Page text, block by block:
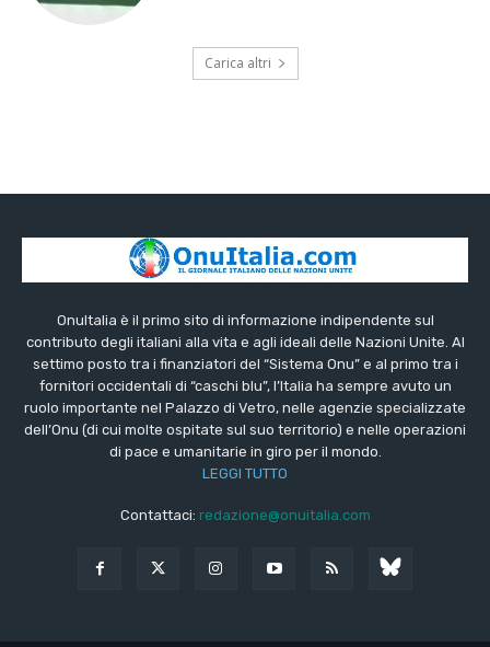
Carica altri
OnuItalia è il primo sito di informazione indipendente sul
contributo degli italiani alla vita e agli ideali delle Nazioni Unite. Al
settimo posto tra i finanziatori del “Sistema Onu” e al primo tra i
fornitori occidentali di “caschi blu”, l’Italia ha sempre avuto un
ruolo importante nel Palazzo di Vetro, nelle agenzie specializzate
dell’Onu (di cui molte ospitate sul suo territorio) e nelle operazioni
di pace e umanitarie in giro per il mondo.
LEGGI TUTTO
Contattaci: redazione@onuitalia.com